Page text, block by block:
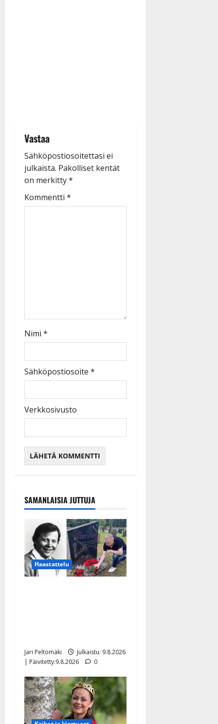
Vastaa
Sähköpostiosoitettasi ei
julkaista. Pakolliset kentät
on merkitty*
Kommentti *
Nimi *
Sähköpostiosoite *
Verkkosivusto
SAMANLAISIA JUTTUJA
Haastattelu
Jari Peltomäki
Julkaistu: 9.8.2026
| Päivitetty:9.8.2026
0